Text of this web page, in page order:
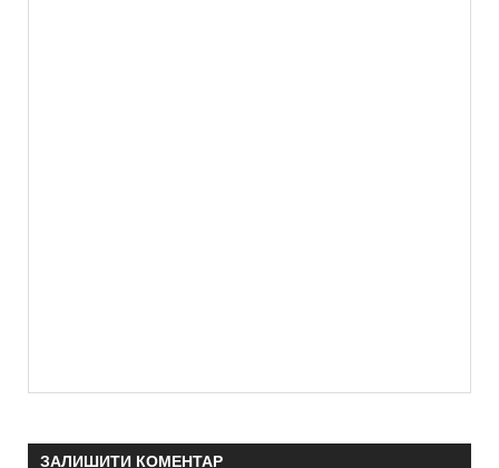
ЗАЛИШИТИ КОМЕНТАР